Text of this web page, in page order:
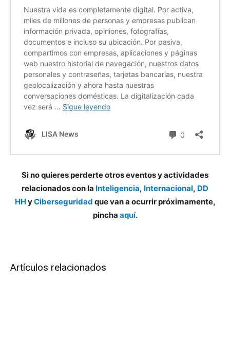
Si no quieres perderte otros eventos y actividades
relacionados con la Inteligencia, Internacional, DD
HHyCiberseguridad que van a ocurrir próximamente,
pincha aquí.
Artículos relacionados